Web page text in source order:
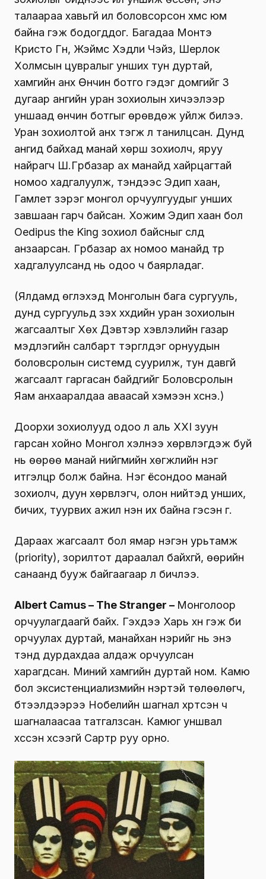
талаараа хавьгүй илүү боловсорсон хүмүүс юм
байна гэж бодогддог. Багадаа Монтэ
Кристо Гүн, Жэймс Хэдли Чэйз, Шерлок
Xолмсын цувралыг унших тун дуртай,
хамгийн анх Өнчин ботго гэдэг домгийг 3
дугаар ангийн уран зохиолын хичээлээр
уншаад өнчин ботгыг өрөвдөж уйлж билээ.
Уран зохиолтой анх тэгж л танилцсан. Дунд
ангид байхад манай хөрш зохиолч, яруу
найрагч Ш.Гүрбазар ах манайд хайрцагтай
номоо хадгалуулж, тэндээс Эдип хаан,
Гамлет зэрэг монгол орчуулгуудыг унших
завшаан гарч байсан. Хожим Эдип хаан бол
Oedipus the King зохиол байсныг сүүлд
анзаарсан. Гүрбазар ах номоо манайд түр
хадгалуулсанд нь одоо ч баярладаг.
(Ялдамд өгүүлэхэд Монголын бага сургууль,
дунд сургуульд үзэх хүүхдийн уран зохиолын
жагсаалтыг Хөх Дэвтэр хэвлэлийн газар
мэдлэгийн салбарт тэргүүлдэг орнуудын
боловсролын системд суурилж, тун давгүй
жагсаалт гаргасан байдгийг Боловсролын
Яам анхааралдаа аваасай хэмээн хүснэ.)
Доорхи зохиолууд одоо л аль XXI зуун
гарсан хойно Монгол хэлнээ хөрвүүлэгдэж буй
нь өөрөө манай нийгмийн хөгжлийн нэг
итгэлцүүр болж байна. Нэг ёсондоо манай
зохиолч, дуун хөрвүүлэгч, олон нийтэд унших,
бичих, туурвих ажил нэн их байна гэсэн үг.
Дараах жагсаалт бол ямар нэгэн урьтамж
(priority), зорилтот дараалал байхгүй, өөрийн
санаанд бууж байгаагаар л бичлээ.
Albert Camus – The Stranger – Монголоор
орчуулагдаагүй байх. Гэхдээ Харь хүн гэж би
орчуулах дуртай, манайхан нэрийг нь энэ
тэнд дурдахдаа алдаж орчуулсан
харагдсан. Миний хамгийн дуртай ном. Камю
бол эксистенциализмийн нэртэй төлөөлөгч,
бүтээлүүдээрээ Нобелийн шагнал хүртсэн ч
шагналаасаа татгалзсан. Камюг уншвал
хүссэн хүсээгүй Сартр руу орно.